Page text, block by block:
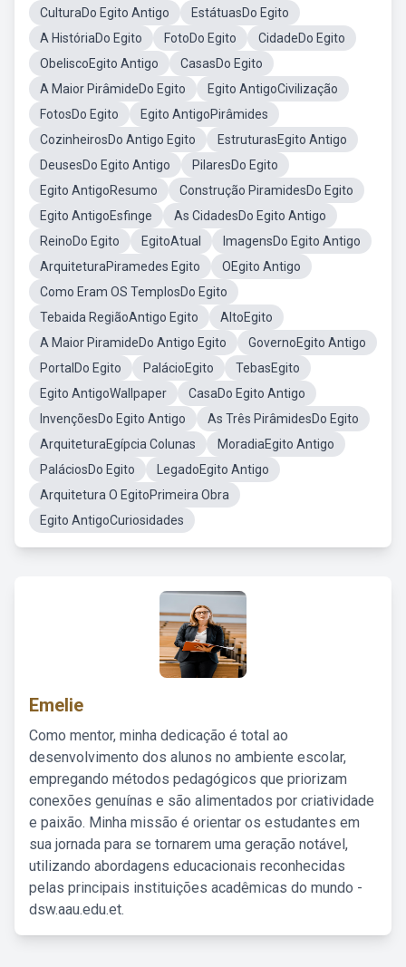
CulturaDo Egito Antigo
EstátuasDo Egito
A HistóriaDo Egito
FotoDo Egito
CidadeDo Egito
ObeliscoEgito Antigo
CasasDo Egito
A Maior PirâmideDo Egito
Egito AntigoCivilização
FotosDo Egito
Egito AntigoPirâmides
CozinheirosDo Antigo Egito
EstruturasEgito Antigo
DeusesDo Egito Antigo
PilaresDo Egito
Egito AntigoResumo
Construção PiramidesDo Egito
Egito AntigoEsfinge
As CidadesDo Egito Antigo
ReinoDo Egito
EgitoAtual
ImagensDo Egito Antigo
ArquiteturaPiramedes Egito
OEgito Antigo
Como Eram OS TemplosDo Egito
Tebaida RegiãoAntigo Egito
AltoEgito
A Maior PiramideDo Antigo Egito
GovernoEgito Antigo
PortalDo Egito
PalácioEgito
TebasEgito
Egito AntigoWallpaper
CasaDo Egito Antigo
InvençõesDo Egito Antigo
As Três PirâmidesDo Egito
ArquiteturaEgípcia Colunas
MoradiaEgito Antigo
PaláciosDo Egito
LegadoEgito Antigo
Arquitetura O EgitoPrimeira Obra
Egito AntigoCuriosidades
Emelie
Como mentor, minha dedicação é total ao
desenvolvimento dos alunos no ambiente escolar,
empregando métodos pedagógicos que priorizam
conexões genuínas e são alimentados por criatividade
e paixão. Minha missão é orientar os estudantes em
sua jornada para se tornarem uma geração notável,
utilizando abordagens educacionais reconhecidas
pelas principais instituições acadêmicas do mundo -
dsw.aau.edu.et.